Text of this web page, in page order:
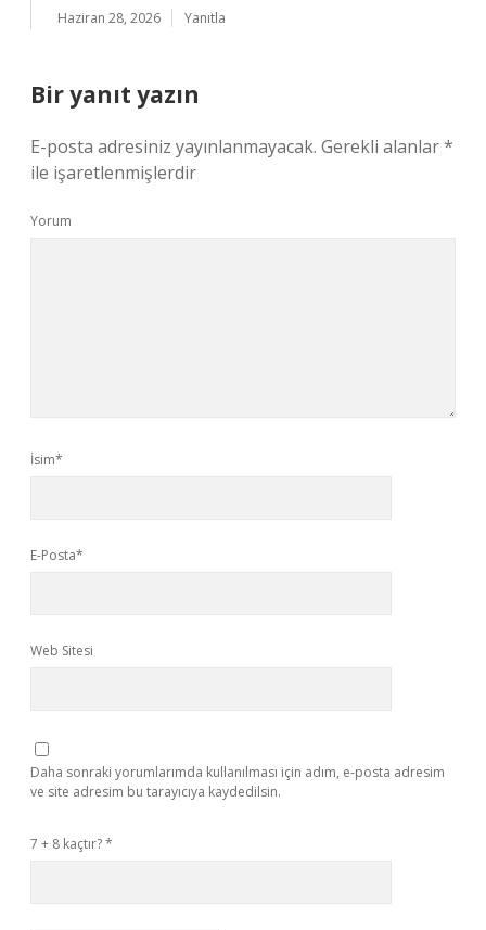
Haziran 28, 2026 Yanıtla
Bir yanıt yazın
E-posta adresiniz yayınlanmayacak. Gerekli alanlar*
ile işaretlenmişlerdir
Yorum
İsim*
E-Posta*
Web Sitesi
Daha sonraki yorumlarımda kullanılması için adım, e-posta adresim
ve site adresim bu tarayıcıya kaydedilsin.
7 + 8 kaçtır?*